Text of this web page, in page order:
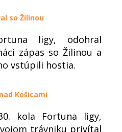
so Žilinou
ligy, odohral
zápas so Žilinou a
vstúpili hostia.
Košicami
kola Fortuna ligy,
trávniku privítal